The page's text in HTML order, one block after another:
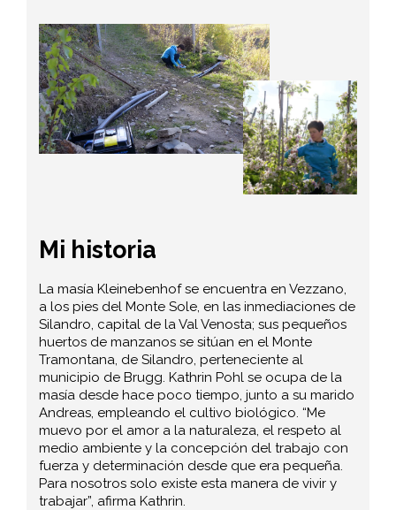
Mi historia
La masía Kleinebenhof se encuentra en Vezzano,
a los pies del Monte Sole, en las inmediaciones de
Silandro, capital de la Val Venosta; sus pequeños
huertos de manzanos se sitúan en el Monte
Tramontana, de Silandro, perteneciente al
municipio de Brugg. Kathrin Pohl se ocupa de la
masía desde hace poco tiempo, junto a su marido
Andreas, empleando el cultivo biológico. “Me
muevo por el amor a la naturaleza, el respeto al
medio ambiente y la concepción del trabajo con
fuerza y determinación desde que era pequeña.
Para nosotros solo existe esta manera de vivir y
trabajar”, afirma Kathrin.